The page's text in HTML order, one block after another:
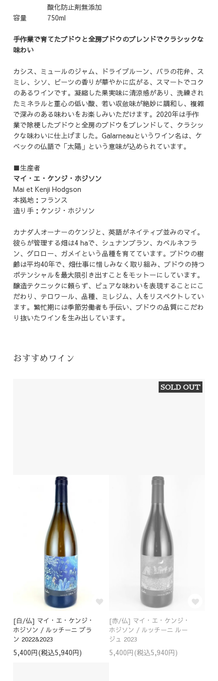
酸化防止剤無添加
容量 750ml
手作業で育てたブドウと全房ブドウのブレンドでクラシックな
味わい
カシス、ミュールのジャム、ドライプルーン、バラの花弁、ス
ミレ、シソ、ビーツの香りが華やかに広がる、スマートでコク
のあるワインです。凝縮した果実味に清涼感があり、洗練され
たミネラルと重心の低い酸、若い収斂味が絶妙に調和し、複雑
で深みのある味わいをお楽しみいただけます。2020年は手作
業で除梗したブドウと全房のブドウをブレンドして、クラシッ
クな味わいに仕上げました。Galarneauというワイン名は、ケ
ベックの仏語で「太陽」という意味が込められています。
■生産者
マイ・エ・ケンジ・ホジソン
Mai et Kenji Hodgson
本拠地：フランス
造り手：ケンジ・ホジソン
カナダ人オーナーのケンジと、英語がネイティブ並みのマイ。
彼らが管理する畑は4 haで、シュナンブラン、カベルネフラ
ン、グロロー、ガメイという品種を育てています。ブドウの樹
齢は平均40年で、畑仕事に惜しみなく取り組み、ブドウの持つ
ポテンシャルを最大限引き出すことをモットーにしています。
醸造テクニックに頼らず、ピュアな味わいを表現することにこ
だわり、テロワール、品種、ミレジム、人をリスペクトしてい
ます。繁忙期には季節労働者も手伝い、ブドウの品質にこだわ
り抜いたワインを生み出しています。
おすすめワイン
[白/仏] マイ・エ・ケンジ・
ホジソン / ルッチーニ ブラ
ン 2022&2023
5,400円(税込5,940円)
SOLD OUT
[赤/仏] マイ・エ・ケンジ・
ホジソン / ルッチーニ ルー
ジュ 2023
5,400円(税込5,940円)